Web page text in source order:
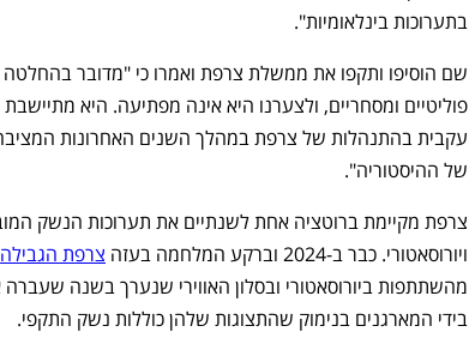
בתערוכות בינלאומיות".
של ההיסטוריה".
ויורוסאטורי. כבר ב-2024 וברקע המלחמה בעזה
צרפת הגבילה
בידי המארגנים בנימוק שהתצוגות שלהן כוללות נשק התקפי.